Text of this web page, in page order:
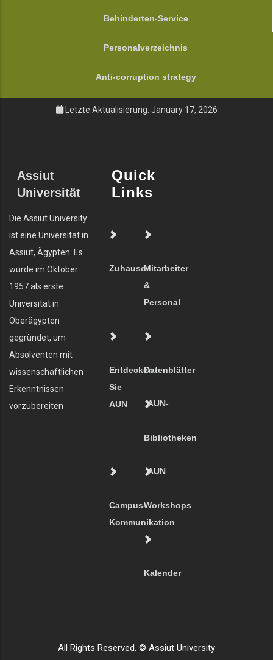
Behinderten-Service
Personalverzeichnis
Anti-corruption strategy
Letzte Aktualisierung: January 17, 2026
Assiut
Universität
Die Assiut University
ist eine Universität in
Assiut, Ägypten. Es
wurde im Oktober
1957 als erste
Universität in
Oberägypten
gegründet, um
Absolventen mit
wissenschaftlichen
Erkenntnissen
vorzubereiten
Quick
Links
ZuhauseMitarbeiter
&
Personal
Entdecken
Sie
AUN
Datenblätter
AUN-
Bibliotheken
Campus-
Kommunikation
AUN
Workshops
Kalender
All Rights Reserved. © Assiut University